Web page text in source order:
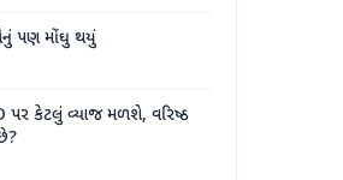
પણ મોંઘુ થયું
પર કેટલું વ્યાજ મળશે, વરિષ્ઠ